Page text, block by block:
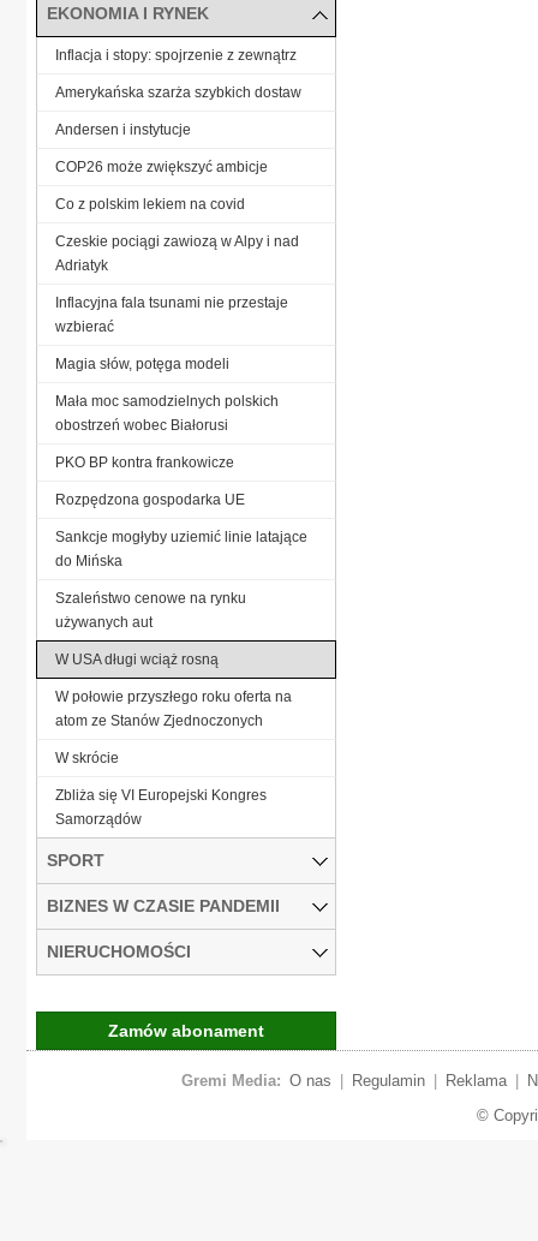
EKONOMIA I RYNEK
Inflacja i stopy: spojrzenie z zewnątrz
Amerykańska szarża szybkich dostaw
Andersen i instytucje
COP26 może zwiększyć ambicje
Co z polskim lekiem na covid
Czeskie pociągi zawiozą w Alpy i nad
Adriatyk
Inflacyjna fala tsunami nie przestaje
wzbierać
Magia słów, potęga modeli
Mała moc samodzielnych polskich
obostrzeń wobec Białorusi
PKO BP kontra frankowicze
Rozpędzona gospodarka UE
Sankcje mogłyby uziemić linie latające
do Mińska
Szaleństwo cenowe na rynku
używanych aut
W USA długi wciąż rosną
W połowie przyszłego roku oferta na
atom ze Stanów Zjednoczonych
W skrócie
Zbliża się VI Europejski Kongres
Samorządów
SPORT
BIZNES W CZASIE PANDEMII
NIERUCHOMOŚCI
Zamów abonament
Gremi Media: O nas Regulamin Reklama
©